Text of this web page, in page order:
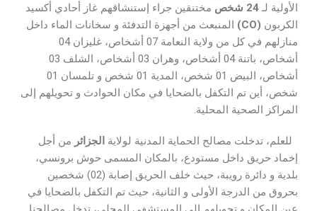
الأولية لـ24 شخص مختنقين جراء إستنشاقهم غاز أحادي أكسيد
الكربون (CO)
المنبعث من أجهزة التدفئة و سخانات الماء داخل
منازلهم في كل من ولاية النعامة 07 أشخاص، غليزان 04
أشخاص، باتنة 04 أشخاص، وهران 03 أشخاص، الشلف 03
أشخاص، البيض 01 شخص، المدية 01 شخص و تلمسان 01
شخص، أين تم التكفل بالضحايا في مكان الحوادث و تحويلهم إلى
المراكز الصحية المحلية.
للعلم، تدخلت مصالح الحماية المدنية لولاية الجزائر من أجل
إخماد حريق داخل مستودع، بالمكان المسمى حوش برونسي،
بلدية و دائرة رويبة، حيث خلف الحريق إصابة (02) شخصين
بحروق من الدرجة الأولى و الثانية، حيث تم التكفل بالضحايا في